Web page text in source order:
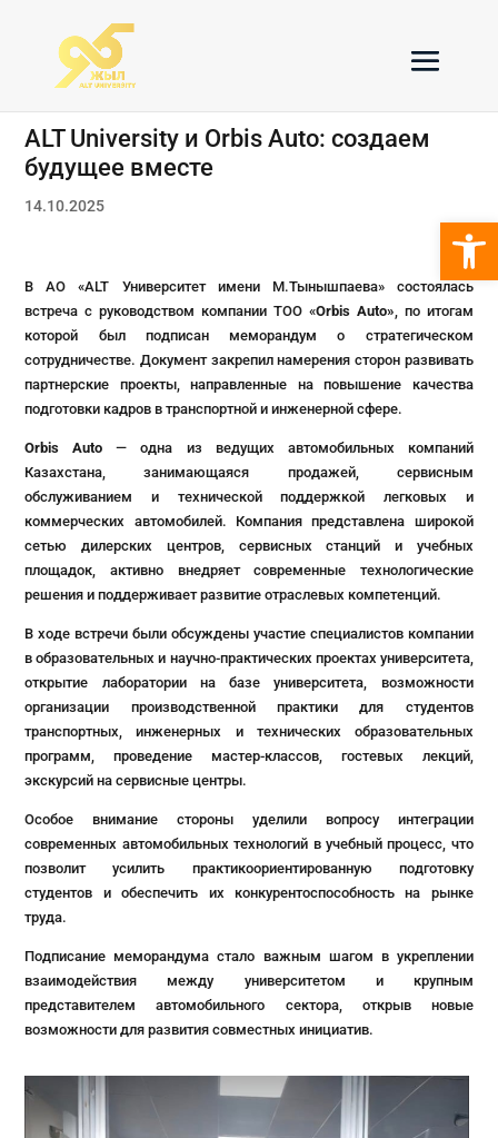
ALT University и Orbis Auto: создаем
будущее вместе
14.10.2025
В АО «ALT Университет имени М.Тынышпаева» состоялась
встреча с руководством компании ТОО «Orbis Auto», по итогам
которой был подписан меморандум о стратегическом
сотрудничестве. Документ закрепил намерения сторон развивать
партнерские проекты, направленные на повышение качества
подготовки кадров в транспортной и инженерной сфере.
Orbis Auto — одна из ведущих автомобильных компаний
Казахстана, занимающаяся продажей, сервисным
обслуживанием и технической поддержкой легковых и
коммерческих автомобилей. Компания представлена широкой
сетью дилерских центров, сервисных станций и учебных
площадок, активно внедряет современные технологические
решения и поддерживает развитие отраслевых компетенций.
В ходе встречи были обсуждены участие специалистов компании
в образовательных и научно-практических проектах университета,
открытие лаборатории на базе университета, возможности
организации производственной практики для студентов
транспортных, инженерных и технических образовательных
программ, проведение мастер-классов, гостевых лекций,
экскурсий на сервисные центры.
Особое внимание стороны уделили вопросу интеграции
современных автомобильных технологий в учебный процесс, что
позволит усилить практикоориентированную подготовку
студентов и обеспечить их конкурентоспособность на рынке
труда.
Подписание меморандума стало важным шагом в укреплении
взаимодействия между университетом и крупным
представителем автомобильного сектора, открыв новые
возможности для развития совместных инициатив.